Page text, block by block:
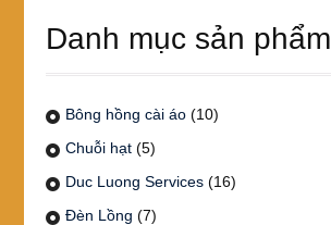
Danh mục sản phẩm
Bông hồng cài áo (10)
Chuỗi hạt (5)
Duc Luong Services (16)
Đèn Lồng (7)